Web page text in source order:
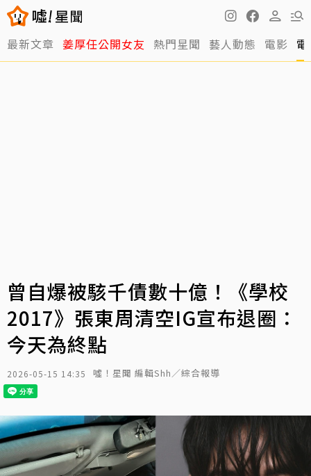
最新文章 姜厚任公開女友 熱門星聞 藝人動態 電影
曾自爆被駭千債數十億！《學校
2017》張東周清空IG宣布退圈：
今天為終點
2026-05-15 14:35 噓！星聞 編輯Shh／綜合報導